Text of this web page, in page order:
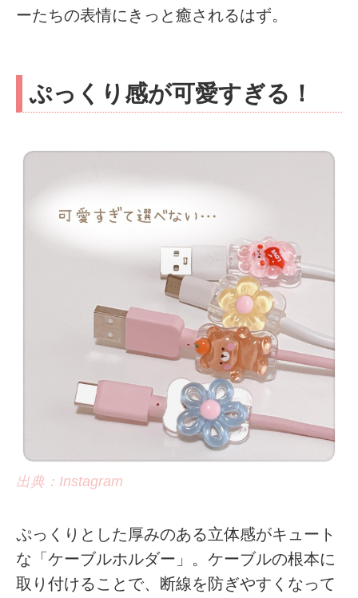
ーたちの表情にきっと癒されるはず。
ぷっくり感が可愛すぎる！
出典：Instagram
ぷっくりとした厚みのある立体感がキュート
な「ケーブルホルダー」。ケーブルの根本に
取り付けることで、断線を防ぎやすくなって